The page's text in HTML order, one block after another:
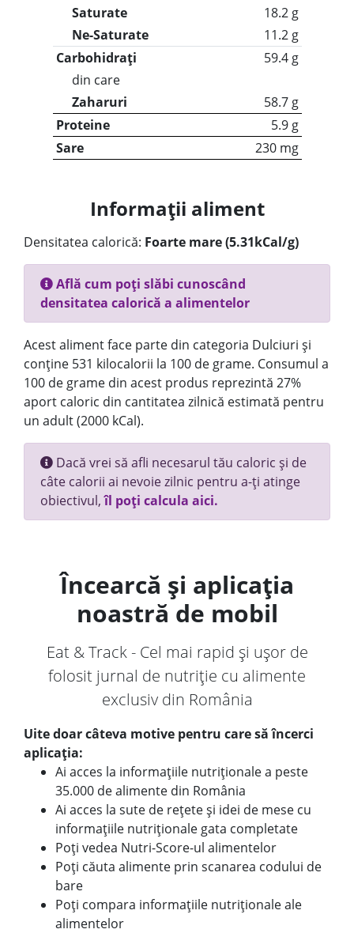
Saturate
18.2 g
Ne-Saturate
11.2 g
Carbohidrați
59.4 g
din care
Zaharuri
58.7 g
Proteine
5.9 g
Sare
230 mg
Informații aliment
Densitatea calorică: Foarte mare (5.31kCal/g)
Află cum poți slăbi cunoscând
densitatea calorică a alimentelor
Acest aliment face parte din categoria Dulciuri și
conține 531 kilocalorii la 100 de grame. Consumul a
100 de grame din acest produs reprezintă 27%
aport caloric din cantitatea zilnică estimată pentru
un adult (2000 kCal).
Dacă vrei să afli necesarul tău caloric și de
câte calorii ai nevoie zilnic pentru a-ți atinge
obiectivul,îl poți calcula aici.
Încearcă și aplicația
noastră de mobil
Eat & Track - Cel mai rapid și ușor de
folosit jurnal de nutriție cu alimente
exclusiv din România
Uite doar câteva motive pentru care să încerci
aplicația:
Ai acces la informațiile nutriționale a peste
35.000 de alimente din România
Ai acces la sute de rețete și idei de mese cu
informațiile nutriționale gata completate
Poți vedea Nutri-Score-ul alimentelor
Poți căuta alimente prin scanarea codului de
bare
Poți compara informațiile nutriționale ale
alimentelor